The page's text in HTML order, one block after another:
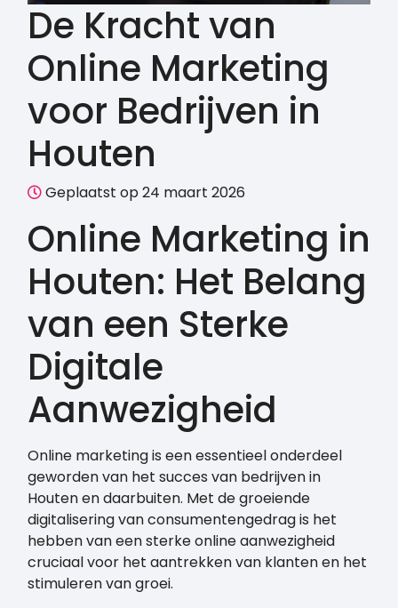
De Kracht van
Online Marketing
voor Bedrijven in
Houten
Geplaatst op 24 maart 2026
Online Marketing in
Houten: Het Belang
van een Sterke
Digitale
Aanwezigheid
Online marketing is een essentieel onderdeel
geworden van het succes van bedrijven in
Houten en daarbuiten. Met de groeiende
digitalisering van consumentengedrag is het
hebben van een sterke online aanwezigheid
cruciaal voor het aantrekken van klanten en het
stimuleren van groei.